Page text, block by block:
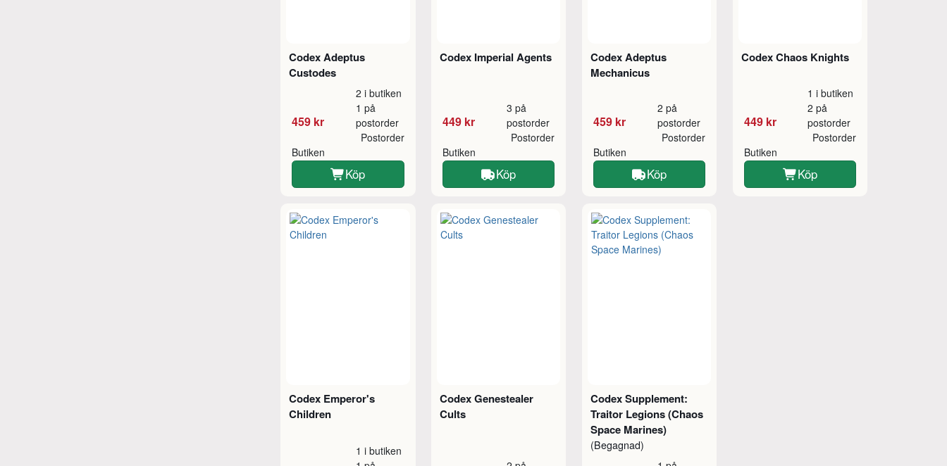
Codex Adeptus
Custodes
459 kr
2 i butiken
1 på
postorder
Butiken
Postorder
Köp
Codex Imperial Agents
449 kr
3 på
postorder
Butiken
Postorder
Köp
Codex Adeptus
Mechanicus
459 kr
2 på
postorder
Butiken
Postorder
Köp
Codex Chaos Knights
449 kr
1 i butiken
2 på
postorder
Butiken
Postorder
Köp
Codex Emperor's
Children
1 i butiken
Codex Genestealer
Cults
Codex Supplement:
Traitor Legions (Chaos
Space Marines)
(Begagnad)